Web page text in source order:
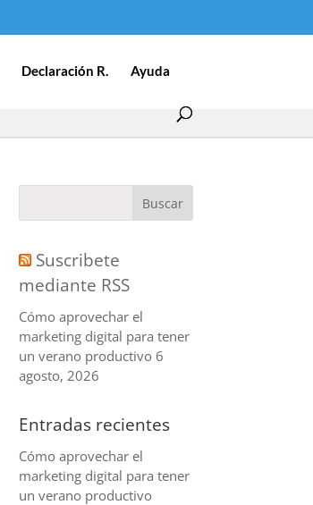
Declaración R. Ayuda
Suscribete
mediante RSS
Cómo aprovechar el
marketing digital para tener
un verano productivo 6
agosto, 2026
Entradas recientes
Cómo aprovechar el
marketing digital para tener
un verano productivo